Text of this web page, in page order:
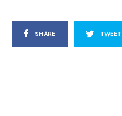
SHARE TWEET